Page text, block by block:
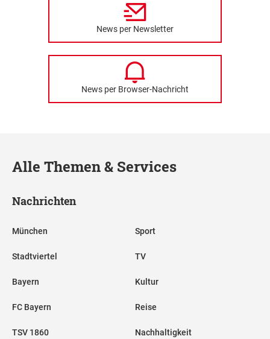
News per Newsletter
News per Browser-Nachricht
Alle Themen & Services
Nachrichten
München
Stadtviertel
Bayern
FC Bayern
TSV 1860
Sport
TV
Kultur
Reise
Nachhaltigkeit